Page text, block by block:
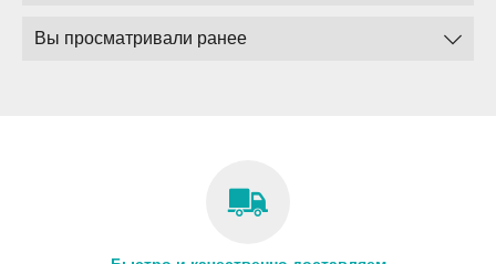
Вы просматривали ранее